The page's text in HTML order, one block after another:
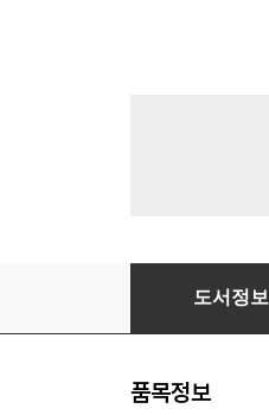
도서정보
품목정보